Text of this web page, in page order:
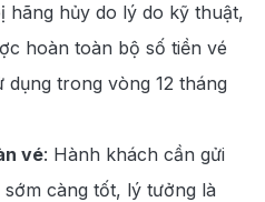
hãng hủy do lý do kỹ thuật,
hoàn toàn bộ số tiền vé
trong vòng 12 tháng
vé: Hành khách cần gửi
càng tốt, lý tưởng là